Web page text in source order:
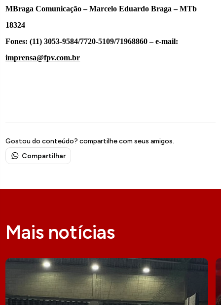
MBraga Comunicação – Marcelo Eduardo Braga – MTb
18324
Fones: (11) 3053-9584/7720-5109/71968860 – e-mail:
imprensa@fpv.com.br
Gostou do conteúdo? compartilhe com seus amigos.
Compartilhar
Mais notícias